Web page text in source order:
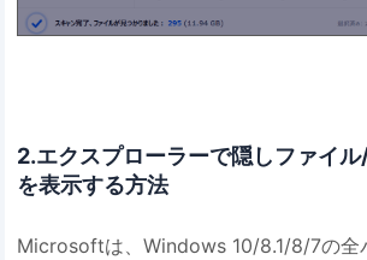
2.エクスプローラーで隠しファイ
を表示する方法
Microsoftは、Windows 10/8.1/8/7の全